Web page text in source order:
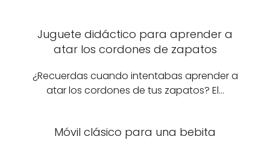
Juguete didáctico para aprender a
atar los cordones de zapatos
¿Recuerdas cuando intentabas aprender a
atar los cordones de tus zapatos? El…
Móvil clásico para una bebita